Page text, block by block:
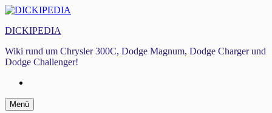
Zum
springen
DICKIPEDIA
Wiki rund um Chrysler 300C, Dodge Magnum, Dodge Charger und
Dodge Challenger!
Menü Zum